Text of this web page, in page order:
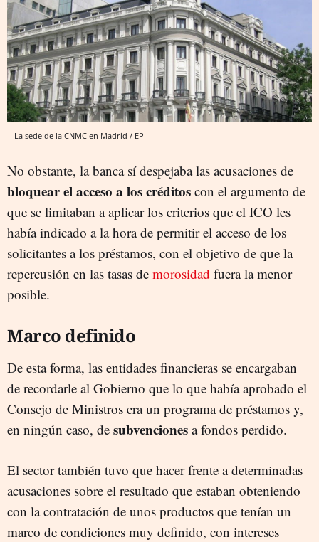
La sede de la CNMC en Madrid / EP
No obstante, la banca sí despejaba las acusaciones de
bloquear el acceso a los créditos con el argumento de
que se limitaban a aplicar los criterios que el ICO les
había indicado a la hora de permitir el acceso de los
solicitantes a los préstamos, con el objetivo de que la
repercusión en las tasas de morosidad fuera la menor
posible.
Marco definido
De esta forma, las entidades financieras se encargaban
de recordarle al Gobierno que lo que había aprobado el
Consejo de Ministros era un programa de préstamos y,
en ningún caso, de subvenciones a fondos perdido.
El sector también tuvo que hacer frente a determinadas
acusaciones sobre el resultado que estaban obteniendo
con la contratación de unos productos que tenían un
marco de condiciones muy definido, con intereses